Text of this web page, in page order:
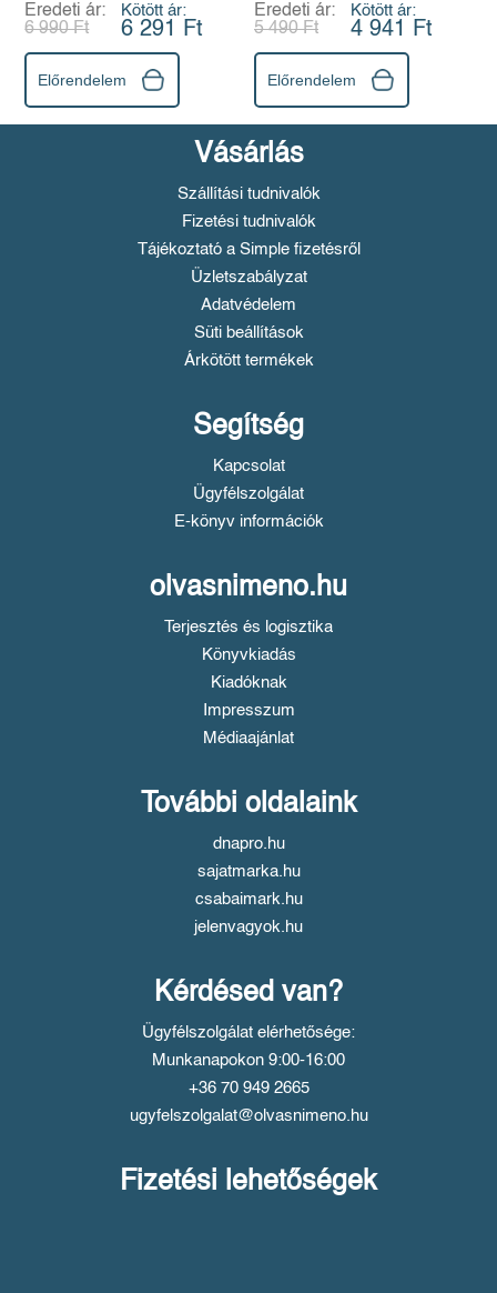
Eredeti ár:
6 990 Ft
Kötött ár:
6 291 Ft
Előrendelem
Eredeti ár:
5 490 Ft
Kötött ár:
4 941 Ft
Előrendelem
Vásárlás
Szállítási tudnivalók
Fizetési tudnivalók
Tájékoztató a Simple fizetésről
Üzletszabályzat
Adatvédelem
Süti beállítások
Árkötött termékek
Segítség
Kapcsolat
Ügyfélszolgálat
E-könyv információk
olvasnimeno.hu
Terjesztés és logisztika
Könyvkiadás
Kiadóknak
Impresszum
Médiaajánlat
További oldalaink
dnapro.hu
sajatmarka.hu
csabaimark.hu
jelenvagyok.hu
Kérdésed van?
Ügyfélszolgálat elérhetősége:
Munkanapokon 9:00-16:00
+36 70 949 2665
ugyfelszolgalat@olvasnimeno.hu
Fizetési lehetőségek